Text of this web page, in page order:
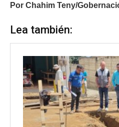
Por Chahim Teny/
Lea también: